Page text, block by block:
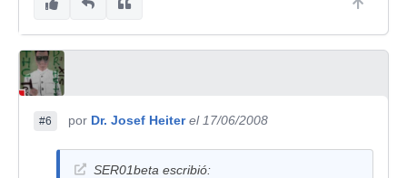
#6 por Dr. Josef Heiter el 17/06/2008
SER01beta escribió: